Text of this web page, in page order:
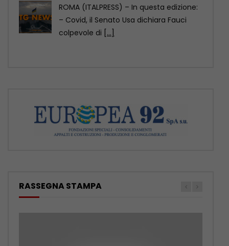
ROMA (ITALPRESS) – In questa edizione:
– Covid, il Senato Usa dichiara Fauci
colpevole di [...]
RASSEGNA STAMPA